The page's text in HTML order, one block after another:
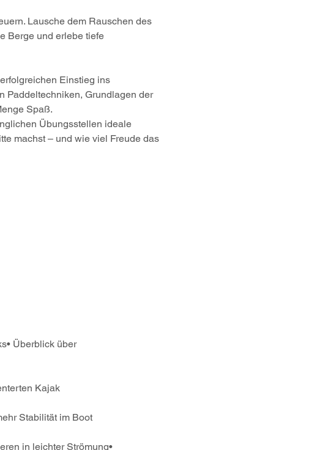
Lausche dem Rauschen des
Berge und erlebe tiefe
Einstieg ins
Paddeltechniken, Grundlagen der
Spaß.
Übungsstellen ideale
machst – und wie viel Freude das
Überblick über
Kajak
Stabilität im Boot
in leichter Strömung•